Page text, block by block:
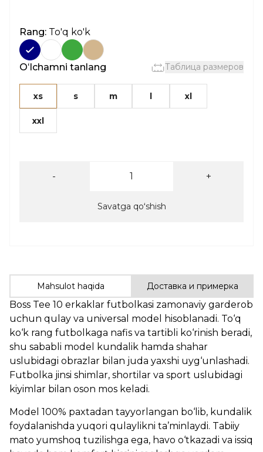
Rang: To'q ko'k
Oʻlchamni tanlang Таблица размеров
xs s m l xl
xxl
- +
Savatga qoʻshish
Mahsulot haqida Доставка и примерка
Boss Tee 10 erkaklar futbolkasi zamonaviy garderob
uchun qulay va universal model hisoblanadi. To‘q
ko‘k rang futbolkaga nafis va tartibli ko‘rinish beradi,
shu sababli model kundalik hamda shahar
uslubidagi obrazlar bilan juda yaxshi uyg‘unlashadi.
Futbolka jinsi shimlar, shortilar va sport uslubidagi
kiyimlar bilan oson mos keladi.
Model 100% paxtadan tayyorlangan bo‘lib, kundalik
foydalanishda yuqori qulaylikni ta’minlaydi. Tabiiy
mato yumshoq tuzilishga ega, havo o‘tkazadi va issiq